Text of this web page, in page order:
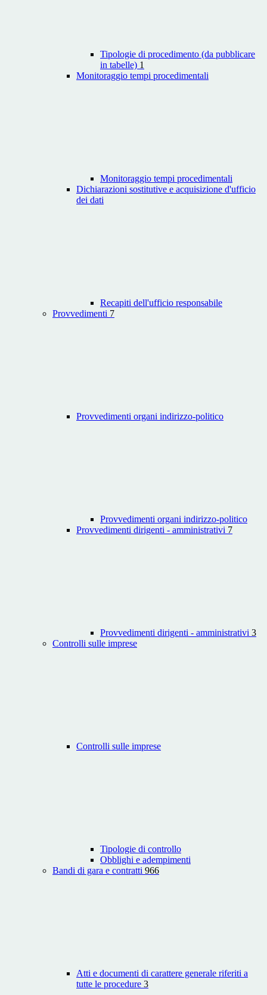
Tipologie di procedimento (da pubblicare
in tabelle) 1
Monitoraggio tempi procedimentali
Monitoraggio tempi procedimentali
Dichiarazioni sostitutive e acquisizione d'ufficio
dei dati
Recapiti dell'ufficio responsabile
Provvedimenti 7
Provvedimenti organi indirizzo-politico
Provvedimenti organi indirizzo-politico
Provvedimenti dirigenti - amministrativi 7
Provvedimenti dirigenti - amministrativi 3
Controlli sulle imprese
Controlli sulle imprese
Tipologie di controllo
Obblighi e adempimenti
Bandi di gara e contratti 966
Atti e documenti di carattere generale riferiti a
tutte le procedure 3